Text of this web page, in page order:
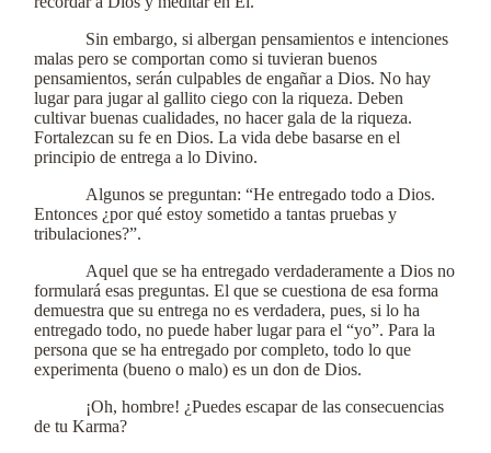
Sin embargo, si albergan pensamientos e intenciones
malas pero se comportan como si tuvieran buenos
pensamientos, serán culpables de engañar a Dios. No hay
lugar para jugar al gallito ciego con la riqueza. Deben
cultivar buenas cualidades, no hacer gala de la riqueza.
Fortalezcan su fe en Dios. La vida debe basarse en el
principio de entrega a lo Divino.
Algunos se preguntan: “He entregado todo a Dios.
Entonces ¿por qué estoy sometido a tantas pruebas y
tribulaciones?”.
Aquel que se ha entregado verdaderamente a Dios no
formulará esas preguntas. El que se cuestiona de esa forma
demuestra que su entrega no es verdadera, pues, si lo ha
entregado todo, no puede haber lugar para el “yo”. Para la
persona que se ha entregado por completo, todo lo que
experimenta (bueno o malo) es un don de Dios.
¡Oh, hombre! ¿Puedes escapar de las consecuencias
de tu Karma?